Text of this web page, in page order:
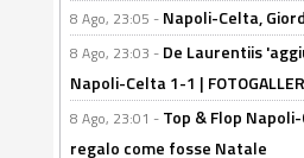
8 Ago, 23:05 - Napoli-Celta,
8 Ago, 23:03 - De Laurentiis
Napoli-Celta 1-1 |
8 Ago, 23:01 - Top & Flop
regalo come fosse Natale